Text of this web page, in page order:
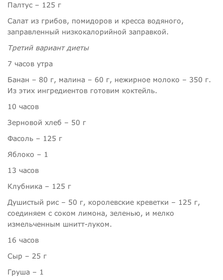
Палтус – 125 г
Салат из грибов, помидоров и кресса водяного,
заправленный низкокалорийной заправкой.
Третий вариант диеты
7 часов утра
Банан – 80 г, малина – 60 г, нежирное молоко – 350 г.
Из этих ингредиентов готовим коктейль.
10 часов
Зерновой хлеб – 50 г
Фасоль – 125 г
Яблоко – 1
13 часов
Клубника – 125 г
Душистый рис – 50 г, королевские креветки – 125 г,
соединяем с соком лимона, зеленью, и мелко
измельченным шнитт-луком.
16 часов
Сыр – 25 г
Груша – 1